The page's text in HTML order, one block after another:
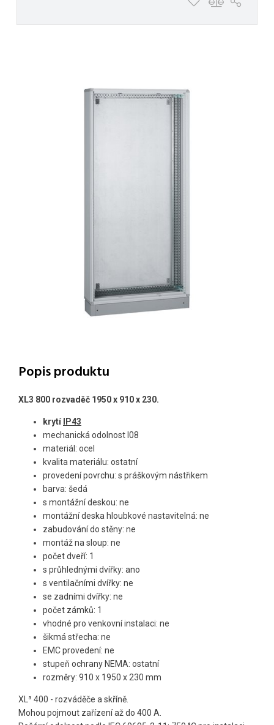
Popis produktu
XL3 800 rozvaděč 1950 x 910 x 230.
krytí IP43
mechanická odolnost I08
materiál: ocel
kvalita materiálu: ostatní
provedení povrchu: s práškovým nástřikem
barva: šedá
s montážní deskou: ne
montážní deska hloubkové nastavitelná: ne
zabudování do stěny: ne
montáž na sloup: ne
počet dveří: 1
s průhlednými dvířky: ano
s ventilačními dvířky: ne
se zadními dvířky: ne
počet zámků: 1
vhodné pro venkovní instalaci: ne
šikmá střecha: ne
EMC provedení: ne
stupeň ochrany NEMA: ostatní
rozměry: 910 x 1950 x 230 mm
XL³ 400 - rozváděče a skříně.
Mohou pojmout zařízení až do 400 A.